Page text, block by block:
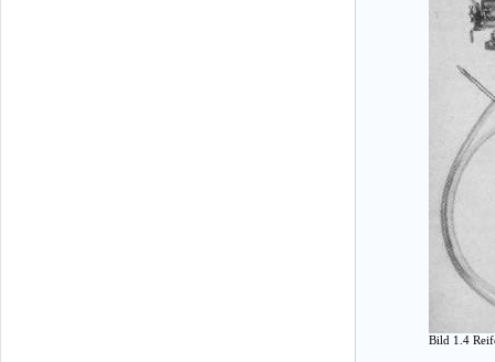
Bild 1.4